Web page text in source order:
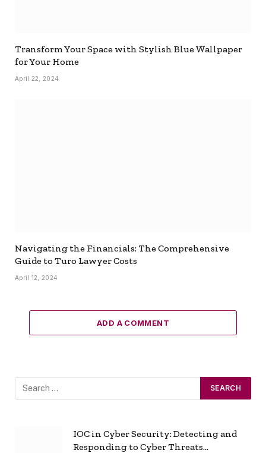
Transform Your Space with Stylish Blue Wallpaper
for Your Home
April 22, 2024
Navigating the Financials: The Comprehensive
Guide to Turo Lawyer Costs
April 12, 2024
ADD A COMMENT
IOC in Cyber Security: Detecting and
Responding to Cyber Threats